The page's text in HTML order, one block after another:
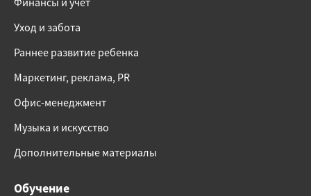
Уход и забота
Раннее развитие ребенка
Маркетинг, реклама, PR
Офис-менеджмент
Музыка и искусство
Дополнительные материалы
Обучение